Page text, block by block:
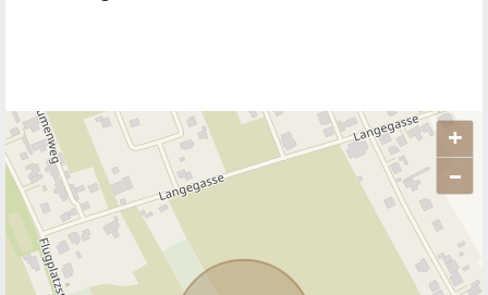
Zoltan Kelo
REMAX Next
TELEFON
+43 699 17 37...